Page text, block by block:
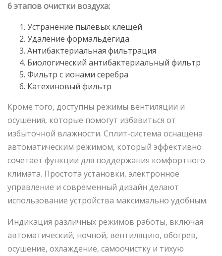
6 этапов очистки воздуха:
Устранение пылевых клещей
Удаление формальдегида
Антибактериальная фильтрация
Биологический антибактериальный фильтр
Фильтр с ионами серебра
Катехиновый фильтр
Кроме того, доступны режимы вентиляции и
осушения, которые помогут избавиться от
избыточной влажности. Сплит-система оснащена
автоматическим режимом, который эффективно
сочетает функции для поддержания комфортного
климата. Простота установки, электронное
управление и современный дизайн делают
использование устройства максимально удобным.
Индикация различных режимов работы, включая
автоматический, ночной, вентиляцию, обогрев,
осушение, охлаждение, самоочистку и тихую